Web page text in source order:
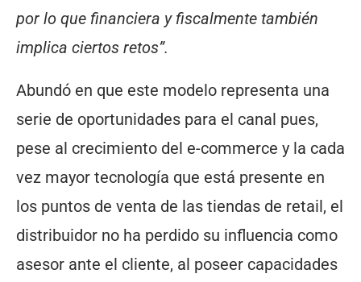
por lo que financiera y fiscalmente también
implica ciertos retos”.
Abundó en que este modelo representa una
serie de oportunidades para el canal pues,
pese al crecimiento del e-commerce y la cada
vez mayor tecnología que está presente en
los puntos de venta de las tiendas de retail, el
distribuidor no ha perdido su influencia como
asesor ante el cliente, al poseer capacidades